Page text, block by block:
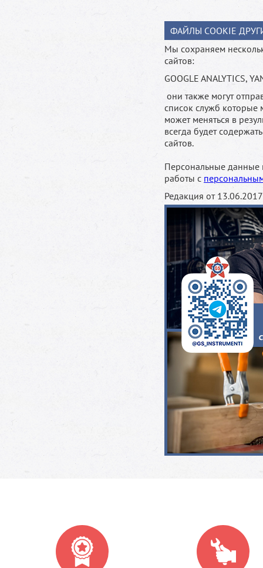
ФАЙЛЫ COOKIE
Мы сохраняем
сайтов:
GOOGLE ANALYTICS,
они также могут
список служб которые
может меняться в
всегда будет
сайтов.
Персональные данные
работы с
Редакция от 13.06.2017